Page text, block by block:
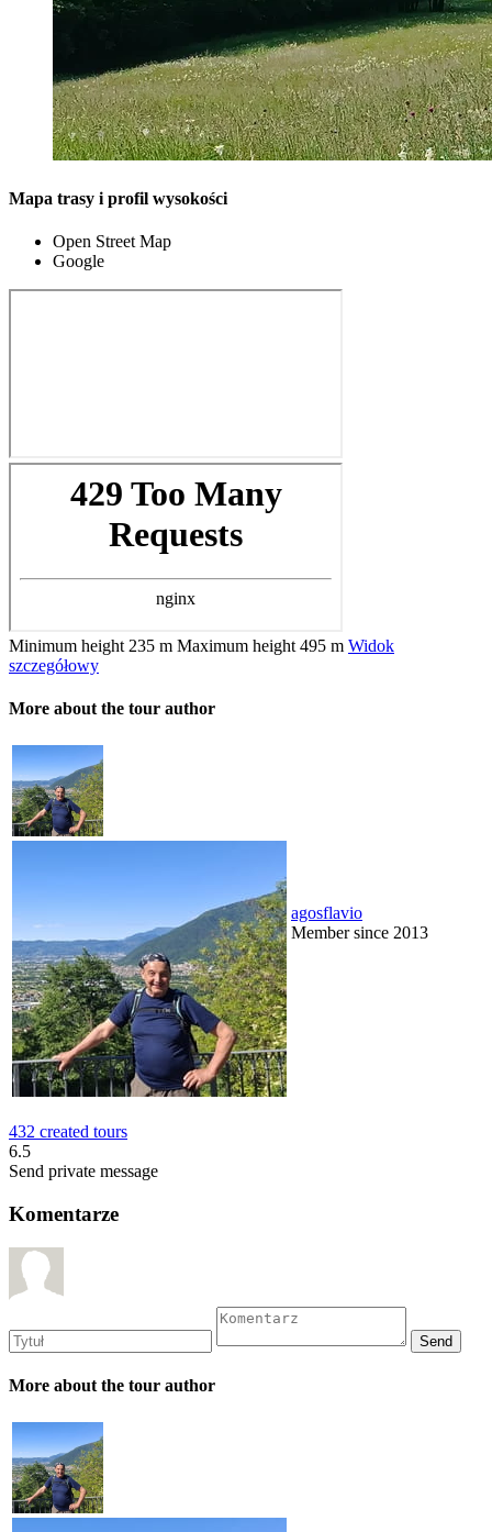
Mapa trasy i profil wysokości
Open Street Map
Google
Minimum height 235 m Maximum height 495 m Widok
szczegółowy
More about the tour author
agosflavio
Member since 2013
432 created tours
6.5
Send private message
Komentarze
More about the tour author